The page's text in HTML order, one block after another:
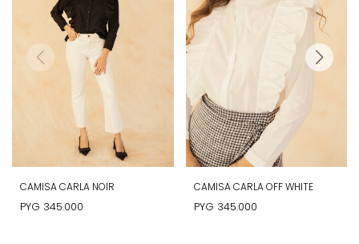
CAMISA CARLA NOIR
PYG 345.000
CAMISA CARLA OFF WHITE
PYG 345.000